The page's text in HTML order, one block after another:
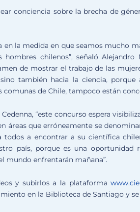
conciencia sobre la brecha de
en la medida en que seamos mucho
chilenos”, señaló Alejandro
de mostrar el trabajo de las
también hacia la ciencia,
de Chile, tampoco están
“este concurso espera
áreas que erróneamente se
todos a encontrar a su científica
país, porque es una oportunidad
mundo enfrentarán mañana”.
y subirlos a la plataforma
en la Biblioteca de Santiago y